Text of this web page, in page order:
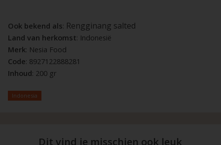
Ook bekend als: Rengginang salted
Land van herkomst: Indonesië
Merk: Nesia Food
Code: 8927122888281
Inhoud: 200 gr
Indonesia
Dit vind je misschien ook leuk